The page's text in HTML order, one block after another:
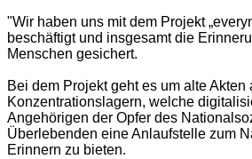
"Wir haben uns mit dem Projekt
beschäftigt und insgesamt die
Menschen gesichert.
Bei dem Projekt geht es um alte Akten
Konzentrationslagern, welche
Angehörigen der Opfer des
Überlebenden eine Anlaufstelle zum
Erinnern zu bieten.